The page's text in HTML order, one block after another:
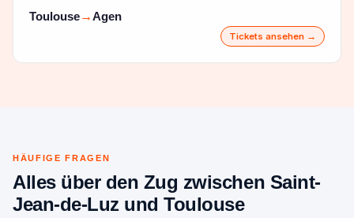
Toulouse→Agen
Tickets ansehen →
HÄUFIGE FRAGEN
Alles über den Zug zwischen Saint-
Jean-de-Luz und Toulouse